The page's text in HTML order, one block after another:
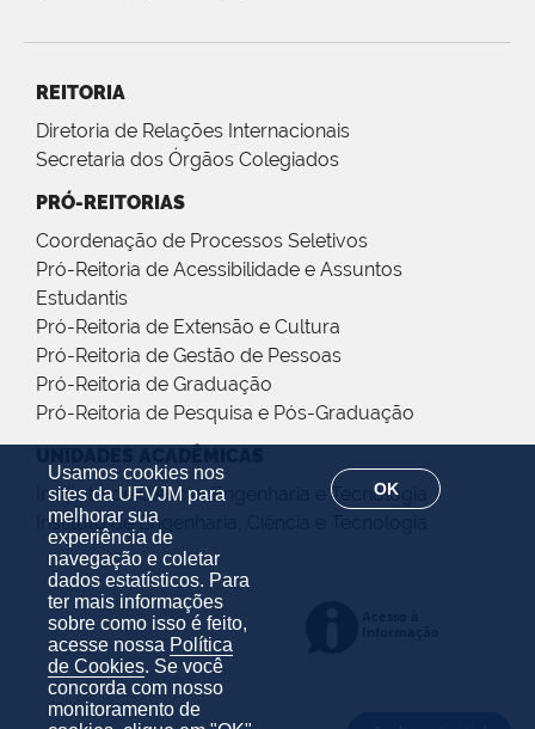
Usamos cookies nos
sites da UFVJM para
melhorar sua
experiência de
navegação e coletar
dados estatísticos. Para
ter mais informações
sobre como isso é feito,
acesse nossa Política
de Cookies. Se você
concorda com nosso
monitoramento de
OK
REITORIA
Diretoria de Relações Internacionais
Secretaria dos Órgãos Colegiados
PRÓ-REITORIAS
Coordenação de Processos Seletivos
Pró-Reitoria de Acessibilidade e Assuntos
Estudantis
Pró-Reitoria de Extensão e Cultura
Pró-Reitoria de Gestão de Pessoas
Pró-Reitoria de Graduação
Pró-Reitoria de Pesquisa e Pós-Graduação
Instituto de Ciência, Engenharia e Tecnologia
Instituto de Engenharia, Ciência e Tecnologia